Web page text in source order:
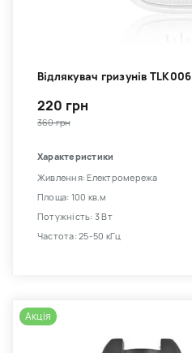
Відлякувач гризунів TLK006
220 грн
360 грн
Характеристики
Живлення: Електромережа
Площа: 100 кв.м
Потужність: 3 Вт
Частота: 25-50 кГц
Акція